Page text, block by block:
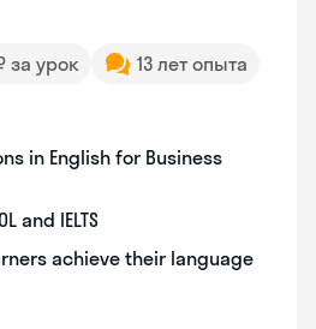
за урок
13 лет опыта
in English for Business
and IELTS
achieve their language